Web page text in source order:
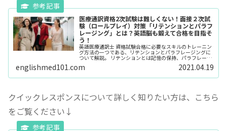
医療通訳資格2次試験は難しくない！面接２次試
験（ロールプレイ）対策「リテンションとパラフ
レージング」とは？英語脳も鍛えて合格を目指そ
う！
英語医療通訳士 資格試験合格に必要なスキルのトレーニン
グ方法の一つである、リテンションとパラフレージングに
ついて解説。 リテンションとは記憶の保持、パラフレージ
ングとは言い換えること。目的、道具、方法（コツ）、
量、環境などについて詳しく説明。コツをつかんで英語脳
englishmed101.com 2021.04.19
クイックレスポンスについて詳しく知りたい方は、こちら
をご覧ください↓